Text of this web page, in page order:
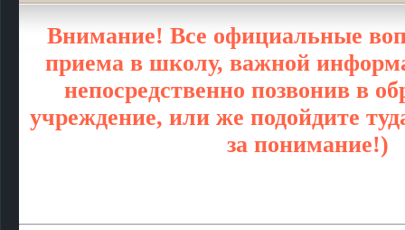
Внимание! Все официальные
приема в школу, важной
непосредственно позвонив в
учреждение, или же подойдите
за понимание!)